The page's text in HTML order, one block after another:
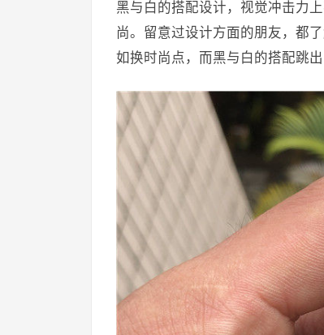
黑与白的搭配设计，视觉冲击力
尚。留意过设计方面的朋友，都
如换时尚点，而黑与白的搭配跳出